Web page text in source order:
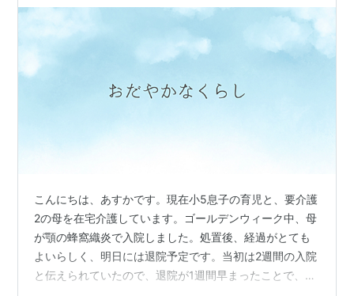
こんにちは、あすかです。現在小5息子の育児と、要介護
2の母を在宅介護しています。ゴールデンウィーク中、母
が顎の蜂窩織炎で入院しました。処置後、経過がとても
よいらしく、明日には退院予定です。当初は2週間の入院
と伝えられていたので、退院が1週間早まったことで、わ